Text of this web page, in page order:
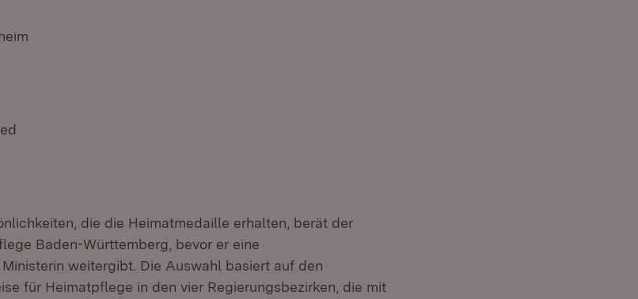
die die Heimatmedaille erhalten, berät der
Baden-Württemberg, bevor er eine
weitergibt. Die Auswahl basiert auf den
für Heimatpflege in den vier Regierungsbezirken, die mit